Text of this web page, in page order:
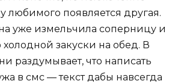
любимого появляется другая.
уже измельчила соперницу и
холодной закуски на обед. В
раздумывает, что написать
в смс — текст дабы навсегда